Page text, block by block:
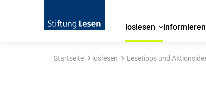
loslesen informieren
Startseite loslesen Lesetipps und